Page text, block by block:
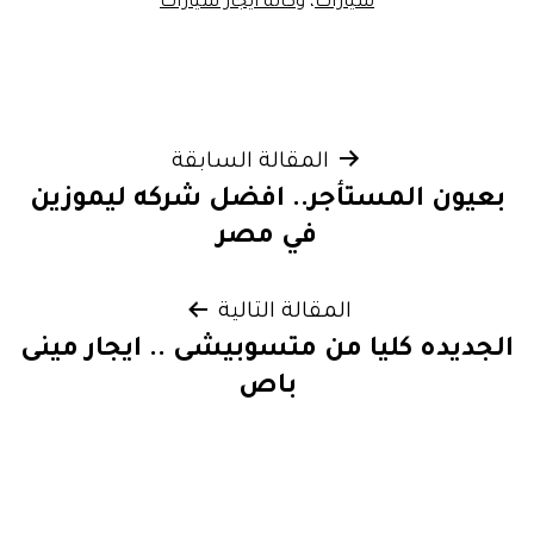
المقالات
المقالة السابقة
بعيون المستأجر.. افضل شركه ليموزين
في مصر
المقالة التالية
الجديده كليا من متسوبيشى .. ايجار مينى
باص